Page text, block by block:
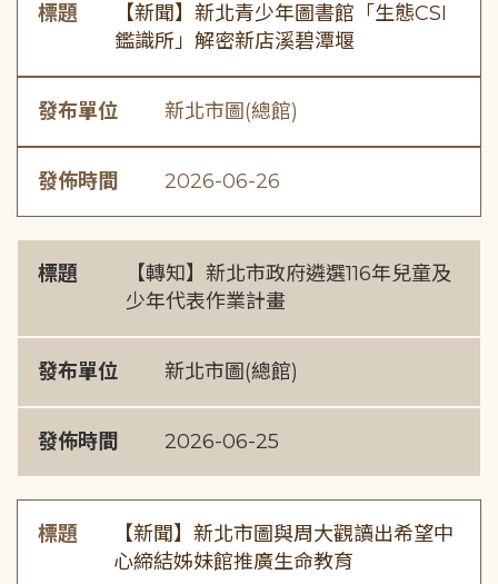
標題
【新聞】新北青少年圖書館「生態CSI
鑑識所」解密新店溪碧潭堰
發布單位 新北市圖(總館)
發佈時間 2026-06-26
標題
【轉知】新北市政府遴選116年兒童及
少年代表作業計畫
發布單位 新北市圖(總館)
發佈時間 2026-06-25
標題
【新聞】新北市圖與周大觀讀出希望中
心締結姊妹館推廣生命教育